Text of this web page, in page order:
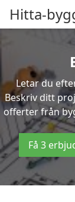
Hitta-
Letar du
Beskriv ditt
offerter från
Få 3